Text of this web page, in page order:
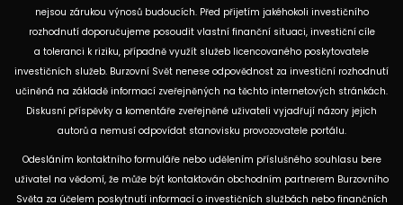
nejsou zárukou výnosů budoucích. Před přijetím jakéhokoli investičního
rozhodnutí doporučujeme posoudit vlastní finanční situaci, investiční cíle
a toleranci k riziku, případně využít služeb licencovaného poskytovatele
investičních služeb. Burzovní Svět nenese odpovědnost za investiční rozhodnutí
učiněná na základě informací zveřejněných na těchto internetových stránkách.
Diskusní příspěvky a komentáře zveřejněné uživateli vyjadřují názory jejich
autorů a nemusí odpovídat stanovisku provozovatele portálu.
Odesláním kontaktního formuláře nebo udělením příslušného souhlasu bere
uživatel na vědomí, že může být kontaktován obchodním partnerem Burzovního
Světa za účelem poskytnutí informací o investičních službách nebo finančních